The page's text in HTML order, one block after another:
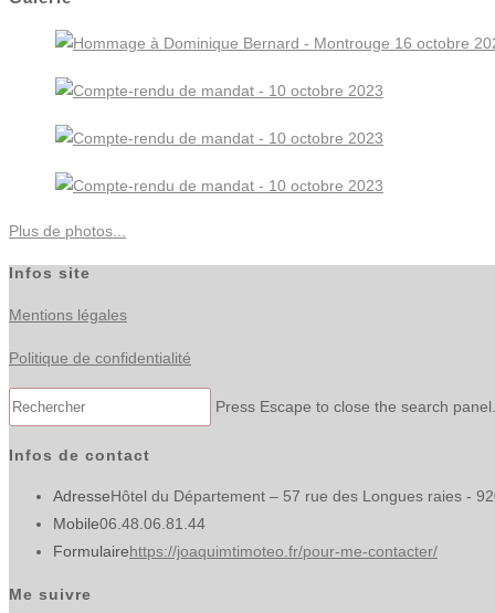
Plus de photos...
Infos site
Mentions légales
Politique de confidentialité
Press Escape to close the search panel.
Infos de contact
AdresseHôtel du Département – 57 rue des Longues raies -
Mobile06.48.06.81.44
Formulairehttps://joaquimtimoteo.fr/pour-me-contacter/
Me suivre